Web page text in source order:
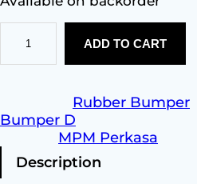
b
r
ADD TO CART
Rubber Bumper
Bumper D
MPM Perkasa
Description